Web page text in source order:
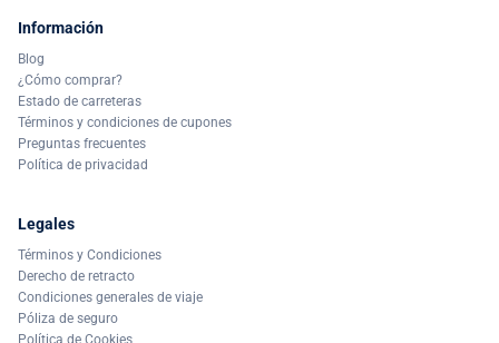
Información
Blog
¿Cómo comprar?
Estado de carreteras
Términos y condiciones de cupones
Preguntas frecuentes
Política de privacidad
Legales
Términos y Condiciones
Derecho de retracto
Condiciones generales de viaje
Póliza de seguro